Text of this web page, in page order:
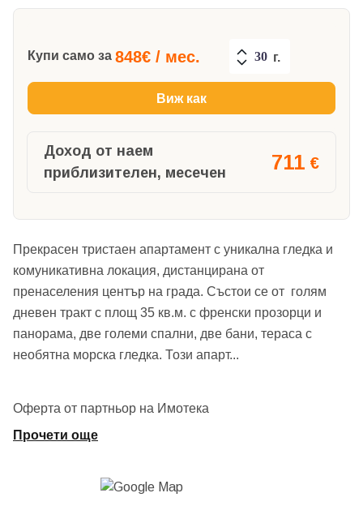
Купи само за 848€ / мес. г.
Виж как
Доход от наем
приблизителен, месечен
711 €
Прекрасен тристаен апартамент с уникална гледка и
комуникативна локация, дистанцирана от
пренаселения център на града. Състои се от голям
дневен тракт с площ 35 кв.м. с френски прозорци и
панорама, две големи спални, две бани, тераса с
необятна морска гледка. Този апарт...
Оферта от партньор на Имотека
Прочети още